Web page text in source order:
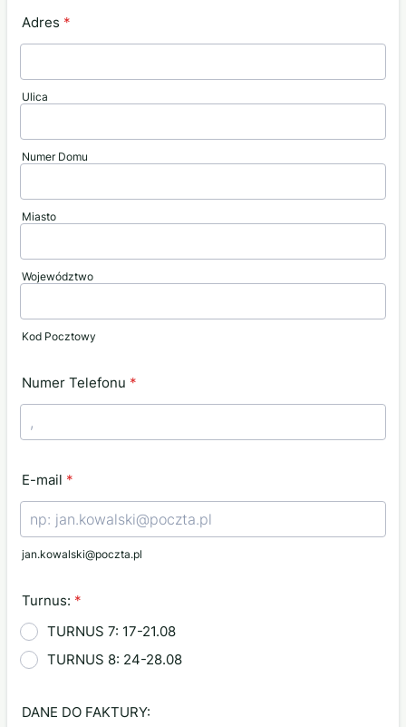
Adres *
Ulica
Numer Domu
Miasto
Województwo
Kod Pocztowy
Numer Telefonu *
E-mail *
jan.kowalski@poczta.pl
Turnus: *
TURNUS 7: 17-21.08
TURNUS 8: 24-28.08
DANE DO FAKTURY: